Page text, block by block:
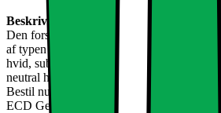
Beskrivelse:
Den forsænkede lys LED med 6W er en
af typen SMD 2835. Den eksisterende
hvid, subtil montering. Perfekt til en stilfuld
neutral hvid glødende lyse pletter.
Bestil nu det hotteste form for loft
ECD Germany!